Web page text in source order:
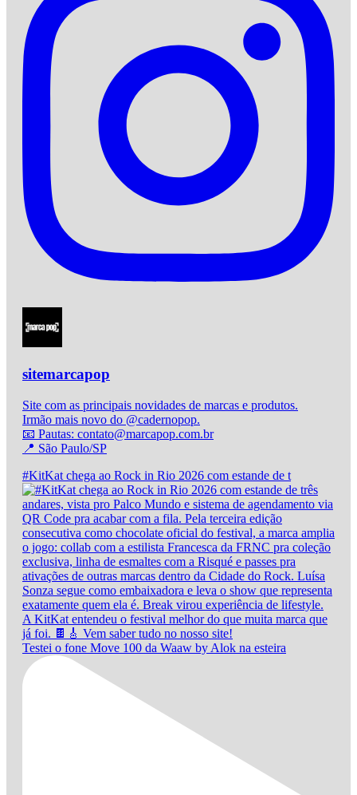
sitemarcapop
Site com as principais novidades de marcas e produtos.
Irmão mais novo do @cadernopop.
📧 Pautas: contato@marcapop.com.br
📍 São Paulo/SP
#KitKat chega ao Rock in Rio 2026 com estande de t
Testei o fone Move 100 da Waaw by Alok na esteira